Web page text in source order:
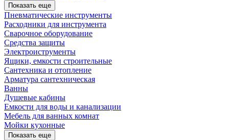
Показать еще
Пневматические инструменты
Расходники для инструмента
Сварочное оборудование
Средства защиты
Электроиструменты
Ящики, емкости строительные
Сантехника и отопление
Арматура сантехническая
Ванны
Душевые кабины
Емкости для воды и канализации
Мебель для ванных комнат
Мойки кухонные
Показать еще